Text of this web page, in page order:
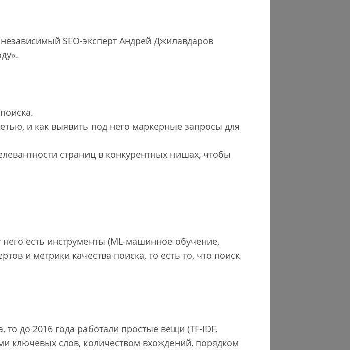
SEO-эксперт Андрей Джилавдаров
и как выявить под него маркерные запросы для
страниц в конкурентных нишах, чтобы
него есть инструменты (ML-машинное обучение,
и метрики качества поиска, то есть то, что поиск
до 2016 года работали простые вещи (TF-IDF,
ключевых слов, количеством вхождений, порядком